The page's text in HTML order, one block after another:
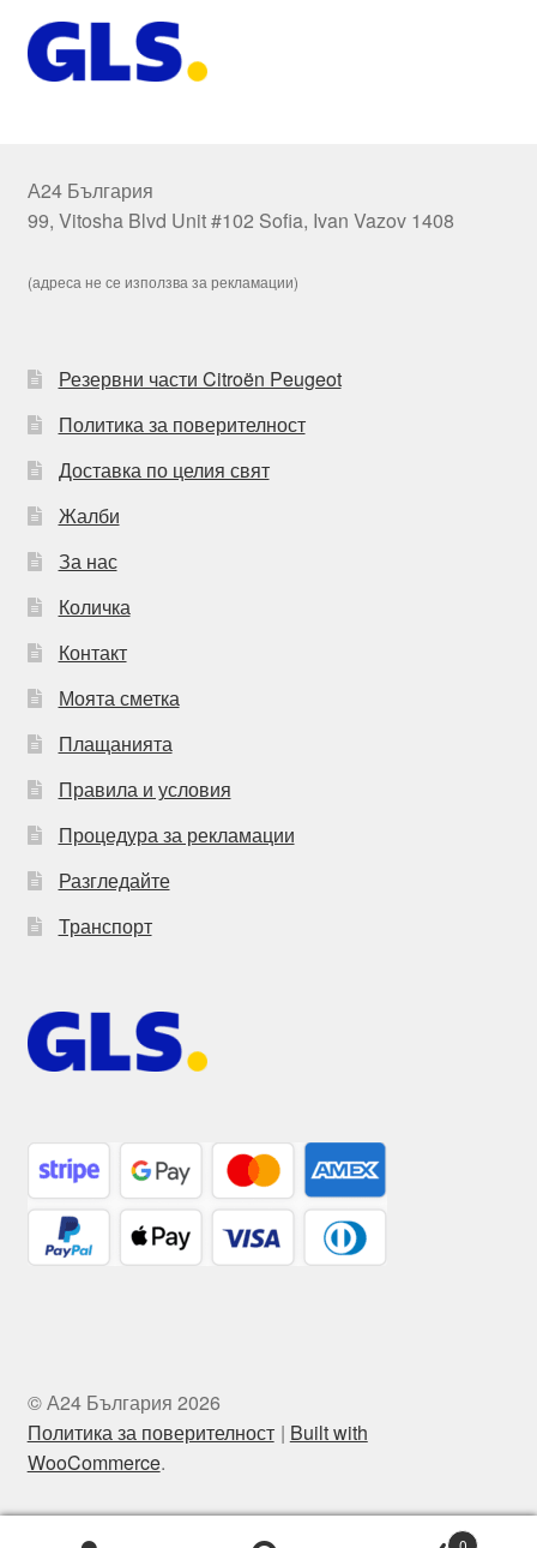
А24 България
99, Vitosha Blvd Unit #102 Sofia, Ivan Vazov 1408
(адреса не се използва за рекламации)
Резервни части Citroën Peugeot
Политика за поверителност
Доставка по целия свят
Жалби
За нас
Количка
Контакт
Моята сметка
Плащанията
Правила и условия
Процедура за рекламации
Разгледайте
Транспорт
© А24 България 2026
Политика за поверителност
Built with
WooCommerce.